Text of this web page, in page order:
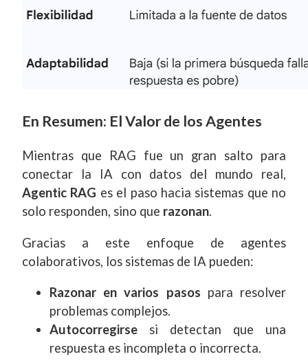
En Resumen: El Valor de los Agentes
Mientras que RAG fue un gran salto para
conectar la IA con datos del mundo real,
Agentic RAG es el paso hacia sistemas que no
solo responden, sino que razonan.
Gracias a este enfoque de agentes
colaborativos, los sistemas de IA pueden:
Razonar en varios pasos para resolver
problemas complejos.
Autocorregirse si detectan que una
respuesta es incompleta o incorrecta.